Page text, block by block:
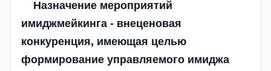
Назначение мероприятий
имиджмейкинга - внеценовая
конкуренция, имеющая целью
формирование управляемого имиджа